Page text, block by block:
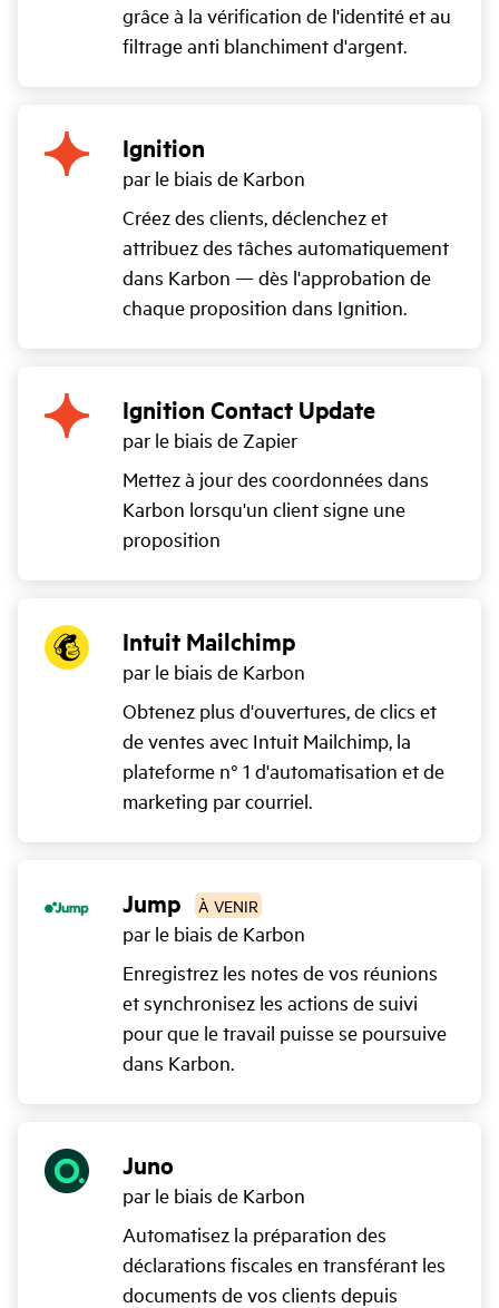
grâce à la vérification de l'identité et au
filtrage anti blanchiment d'argent.
Ignition
par le biais de Karbon
Créez des clients, déclenchez et
attribuez des tâches automatiquement
dans Karbon — dès l'approbation de
chaque proposition dans Ignition.
Ignition Contact Update
par le biais de Zapier
Mettez à jour des coordonnées dans
Karbon lorsqu'un client signe une
proposition
Intuit Mailchimp
par le biais de Karbon
Obtenez plus d'ouvertures, de clics et
de ventes avec Intuit Mailchimp, la
plateforme n° 1 d'automatisation et de
marketing par courriel.
Jump À VENIR
par le biais de Karbon
Enregistrez les notes de vos réunions
et synchronisez les actions de suivi
pour que le travail puisse se poursuive
dans Karbon.
Juno
par le biais de Karbon
Automatisez la préparation des
déclarations fiscales en transférant les
documents de vos clients depuis